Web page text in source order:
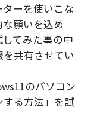
ーを使いこな
願いを込め
てみた事の中
共有させてい
のパソコン
る方法」を試